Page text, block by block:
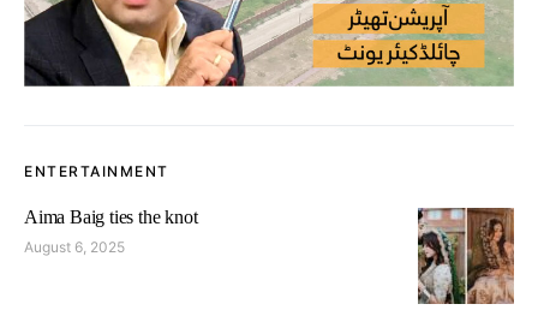
ENTERTAINMENT
Aima Baig ties the knot
August 6, 2025